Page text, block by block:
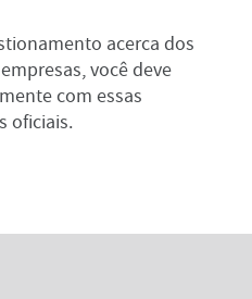
acerca dos
você deve
com essas
oficiais.